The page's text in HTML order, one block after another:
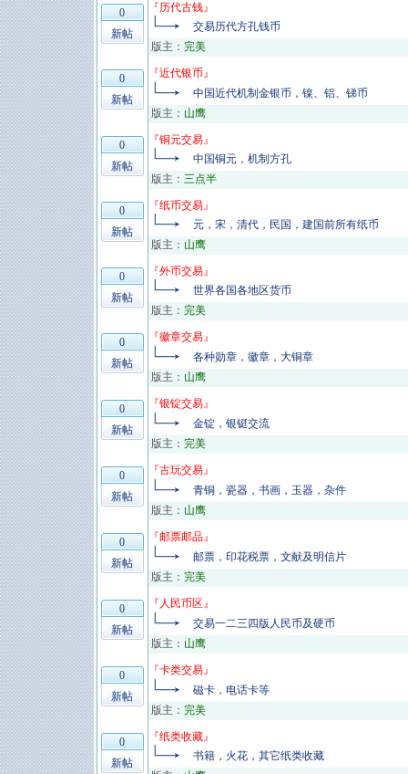
0
新帖
『历代古钱』
交易历代方孔钱币
版主： 完美
0
新帖
『近代银币』
中国近代机制金银币，镍、铝、锑币
版主： 山鹰
0
新帖
『铜元交易』
中国铜元，机制方孔
版主： 三点半
0
新帖
『纸币交易』
元，宋，清代，民国，建国前所有纸币
版主： 山鹰
0
新帖
『外币交易』
世界各国各地区货币
版主： 完美
0
新帖
『徽章交易』
各种勋章，徽章，大铜章
版主： 山鹰
0
新帖
『银锭交易』
金锭，银铤交流
版主： 完美
0
新帖
『古玩交易』
青铜，瓷器，书画，玉器，杂件
版主： 山鹰
0
新帖
『邮票邮品』
邮票，印花税票，文献及明信片
版主： 完美
0
新帖
『 人民币区』
交易一二三四版人民币及硬币
版主： 山鹰
0
新帖
『卡类交易』
磁卡，电话卡等
版主： 完美
0
新帖
『纸类收藏』
书籍，火花，其它纸类收藏